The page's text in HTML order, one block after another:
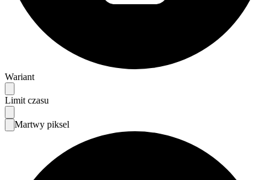
Wariant
Limit czasu
Martwy piksel